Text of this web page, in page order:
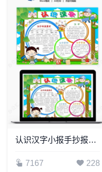
认识汉字小报手抄报word模板
7167 228